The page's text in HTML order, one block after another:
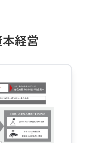
経営